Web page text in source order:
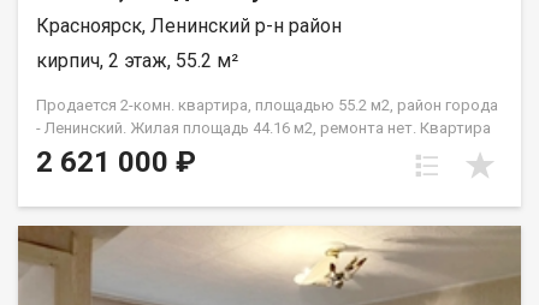
Красноярск, Ленинский р-н район
кирпич, 2 этаж, 55.2 м²
Продается 2-комн. квартира, площадью 55.2 м2, район города
- Ленинский. Жилая площадь 44.16 м2, ремонта нет. Квартира
располагается на 2 этаже 3-этажного кирпичного дома 1984
года постройки. Отдел продаж
2 621 000 ₽